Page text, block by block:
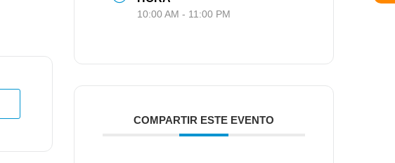
10:00 AM - 11:00 PM
COMPARTIR ESTE EVENTO